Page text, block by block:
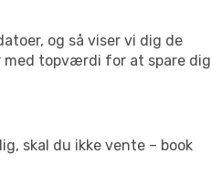
og så viser vi dig de
topværdi for at spare dig
skal du ikke vente – book